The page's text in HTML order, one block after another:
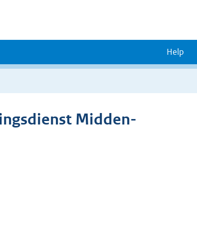
Help
Midden-